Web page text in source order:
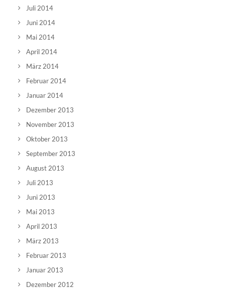
Juli 2014
Juni 2014
Mai 2014
April 2014
März 2014
Februar 2014
Januar 2014
Dezember 2013
November 2013
Oktober 2013
September 2013
August 2013
Juli 2013
Juni 2013
Mai 2013
April 2013
März 2013
Februar 2013
Januar 2013
Dezember 2012